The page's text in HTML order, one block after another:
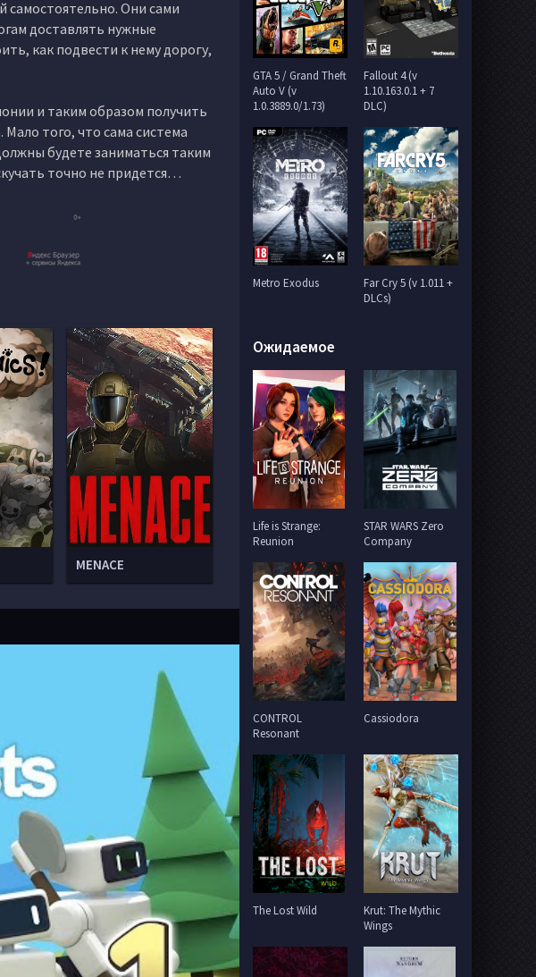
самостоятельно. Они сами
доставлять нужные
как подвести к нему дорогу,
и таким образом получить
того, что сама система
будете заниматься таким
точно не придется…
MENACE
GTA 5 / Grand Theft
Auto V (v
1.0.3889.0/1.73)
Fallout 4 (v
1.10.163.0.1 + 7
DLC)
Metro Exodus
Far Cry 5 (v 1.011 +
DLCs)
Ожидаемое
Life is Strange:
Reunion
STAR WARS Zero
Company
CONTROL
Resonant
Cassiodora
The Lost Wild
Krut: The Mythic
Wings